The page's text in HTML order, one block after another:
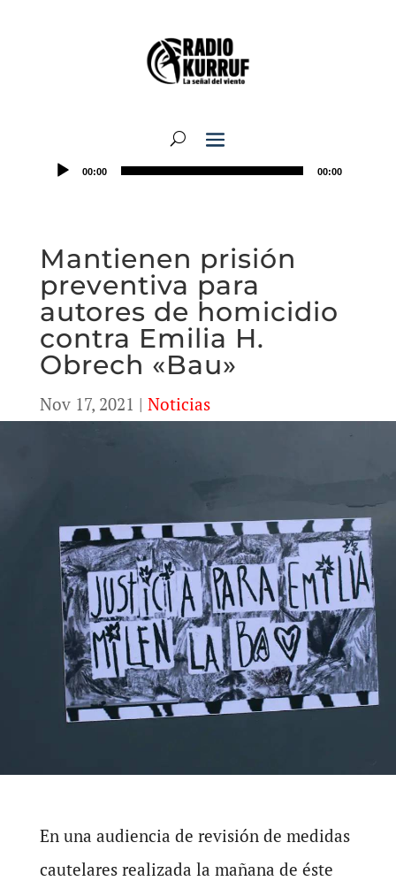
00:00 00:00
Mantienen prisión
preventiva para
autores de homicidio
contra Emilia H.
Obrech «Bau»
Nov 17, 2021 | Noticias
En una audiencia de revisión de medidas
cautelares realizada la mañana de éste